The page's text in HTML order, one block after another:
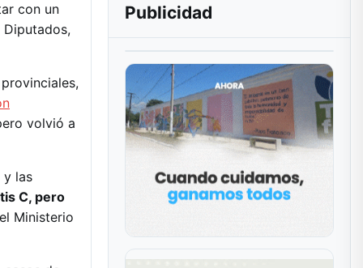
con un
volvió a
y las
C, pero
Ministerio
Publicidad